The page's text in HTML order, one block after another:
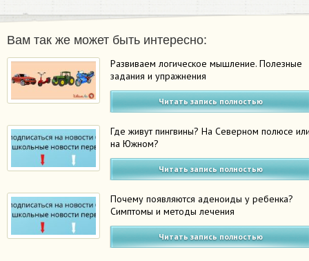
Вам так же может быть интересно:
Развиваем логическое мышление. Полезные
задания и упражнения
Читать запись полностью
Где живут пингвины? На Северном полюсе
на Южном?
Читать запись полностью
Почему появляются аденоиды у ребенка?
Симптомы и методы лечения
Читать запись полностью